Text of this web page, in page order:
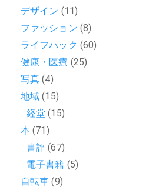
デザイン (11)
ファッション (8)
ライフハック (60)
健康・医療 (25)
写真 (4)
地域 (15)
経堂 (15)
本 (71)
書評 (67)
電子書籍 (5)
自転車 (9)